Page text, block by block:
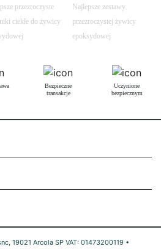
przezroczyste
ciekłe do żywicy
Najlepsze zestawy
przezroczystej żywicy
epoksydowej
Bezpieczne
transakcje
Uczynione
bezpiecznym
19021 Arcola SP VAT: 01473200119 •